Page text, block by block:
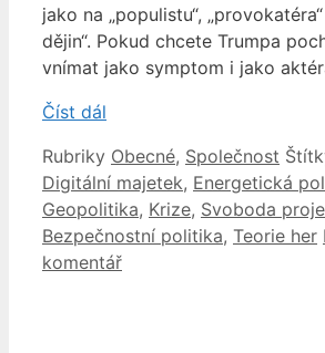
jako na „populistu“,
dějin“. Pokud chcete Trumpa
vnímat jako symptom i jako
Číst dál
Rubriky Obecné, Společnost
Digitální majetek, Energetická
Geopolitika, Krize, Svoboda
Bezpečnostní politika, Teorie her
komentář